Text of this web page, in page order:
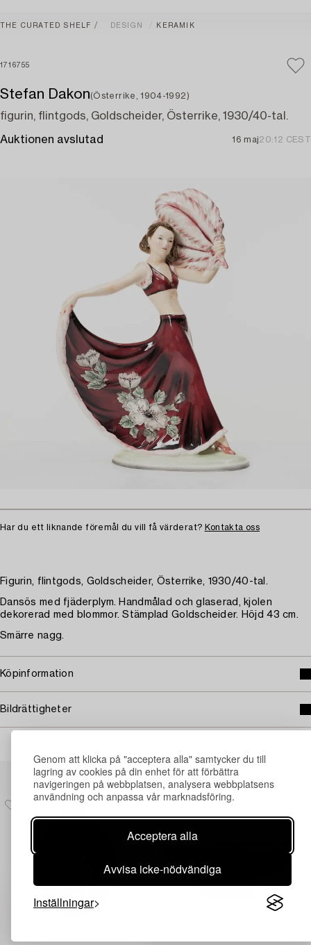
Genom att klicka på "acceptera alla" samtycker du till
lagring av cookies på din enhet för att förbättra
navigeringen på webbplatsen, analysera webbplatsens
användning och anpassa vår marknadsföring.
Acceptera alla
Avvisa icke-nödvändiga
Inställningar
THE CURATED SHELF DESIGN KERAMIK
1716755
Stefan Dakon(Österrike, 1904-1992)
figurin, flintgods, Goldscheider, Österrike, 1930/40-tal.
Auktionen avslutad 16 maj20:12 CEST
Har du ett liknande föremål du vill få värderat? Kontakta oss
Figurin, flintgods, Goldscheider, Österrike, 1930/40-tal.
Dansös med fjäderplym. Handmålad och glaserad, kjolen
dekorerad med blommor. Stämplad Goldscheider. Höjd 43 cm.
Smärre nagg.
Köpinformation
Bildrättigheter
Andra har även tittat på